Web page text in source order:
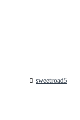
sweetroad5